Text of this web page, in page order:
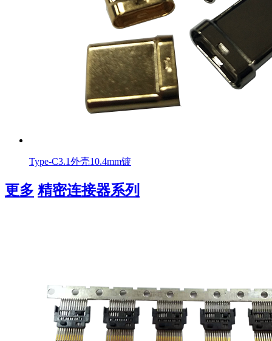
Type-C3.1外壳10.4mm镀
更多 精密连接器系列